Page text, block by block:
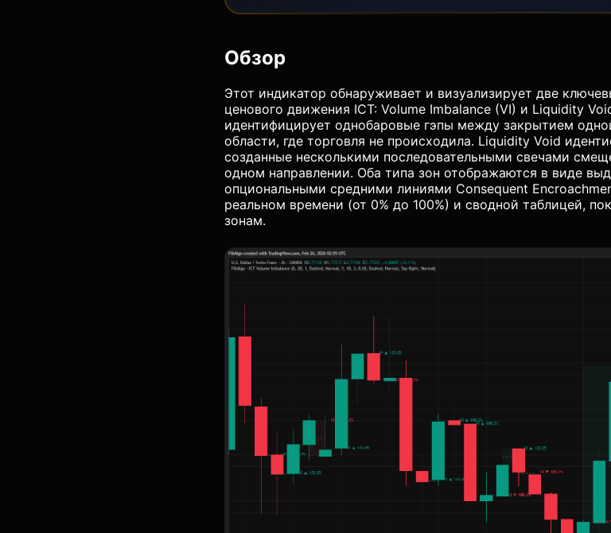
Обзор
Этот индикатор обнаруживает и визуализирует две
ценового движения ICT: Volume Imbalance (VI) и Liquidity
идентифицирует однобаровые гэпы между закрытием
области, где торговля не происходила. Liquidity Void
созданные несколькими последовательными свечами
одном направлении. Оба типа зон отображаются в виде
опциональными средними линиями Consequent
реальном времени (от 0% до 100%) и сводной таблицей,
зонам.